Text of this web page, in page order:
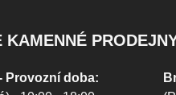
KAMENNÉ
Provozní doba: